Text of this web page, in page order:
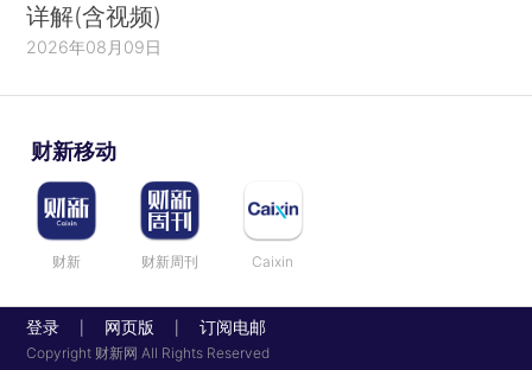
详解(含视频)
2026年08月09日
财新移动
财新 财新周刊 Caixin
登录 网页版 订阅电邮
Copyright 财新网 All Rights Reserved